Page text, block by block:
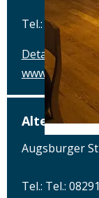
Tel.: Tel.:
Details
www.alte-
Alte
Augsburger
Tel.: Tel.: